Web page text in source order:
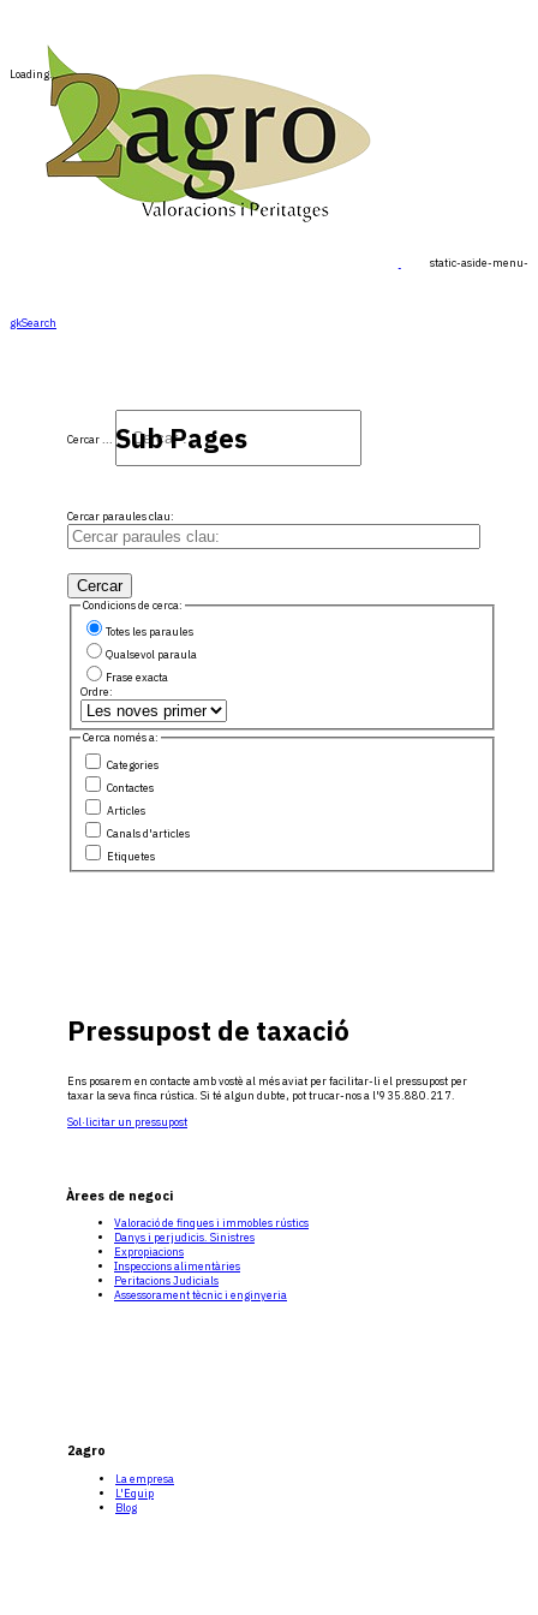
static-aside-menu-
gkSearch
Cercar ...
Loading…
Sub Pages
Cercar paraules clau:
Cercar
Condicions de cerca:
Totes les paraules
Qualsevol paraula
Frase exacta
Ordre:
Cerca només a:
Categories
Contactes
Articles
Canals d'articles
Etiquetes
Pressupost de taxació
Ens posarem en contacte amb vostè al més aviat per facilitar-li el pressupost per
taxar la seva finca rústica. Si té algun dubte, pot trucar-nos a l'935.880.217.
Sol·licitar un pressupost
Àrees de negoci
Valoració de finques i immobles rústics
Danys i perjudicis. Sinistres
Expropiacions
Inspeccions alimentàries
Peritacions Judicials
Assessorament tècnic i enginyeria
2agro
La empresa
L'Equip
Blog